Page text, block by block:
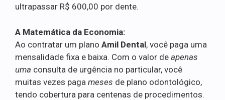
ultrapassar R$ 600,00 por dente.
A Matemática da Economia:
Ao contratar um plano Amil Dental, você paga uma
mensalidade fixa e baixa. Com o valor de apenas
uma consulta de urgência no particular, você
muitas vezes paga meses de plano odontológico,
tendo cobertura para centenas de procedimentos.